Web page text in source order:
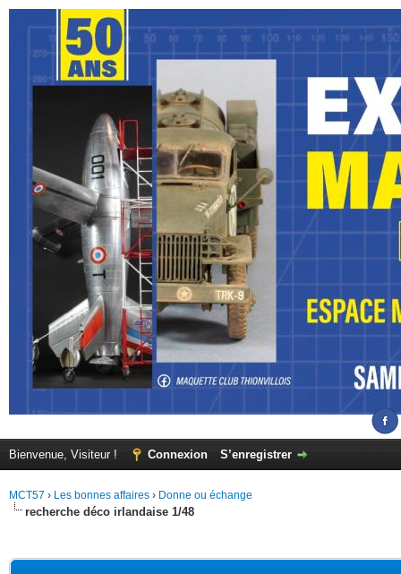
Bienvenue, Visiteur ! Connexion S’enregistrer
MCT57 › Les bonnes affaires › Donne ou échange
recherche déco irlandaise 1/48